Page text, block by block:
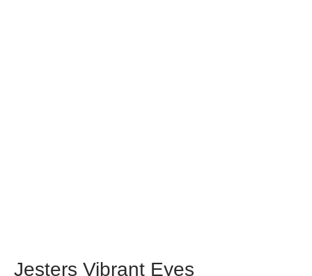
Jesters Vibrant Eyes